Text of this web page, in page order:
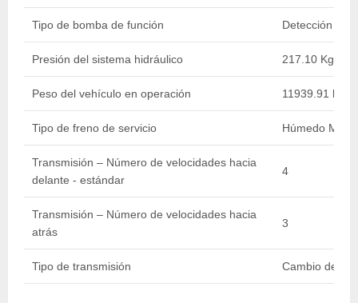
Tipo de bomba de función Detección
Presión del sistema hidráulico 217.10 Kg/
Peso del vehículo en operación 11939.91 kg /
Tipo de freno de servicio Húmedo
Transmisión – Número de velocidades hacia
delante - estándar
4
Transmisión – Número de velocidades hacia
atrás
3
Tipo de transmisión Cambio de